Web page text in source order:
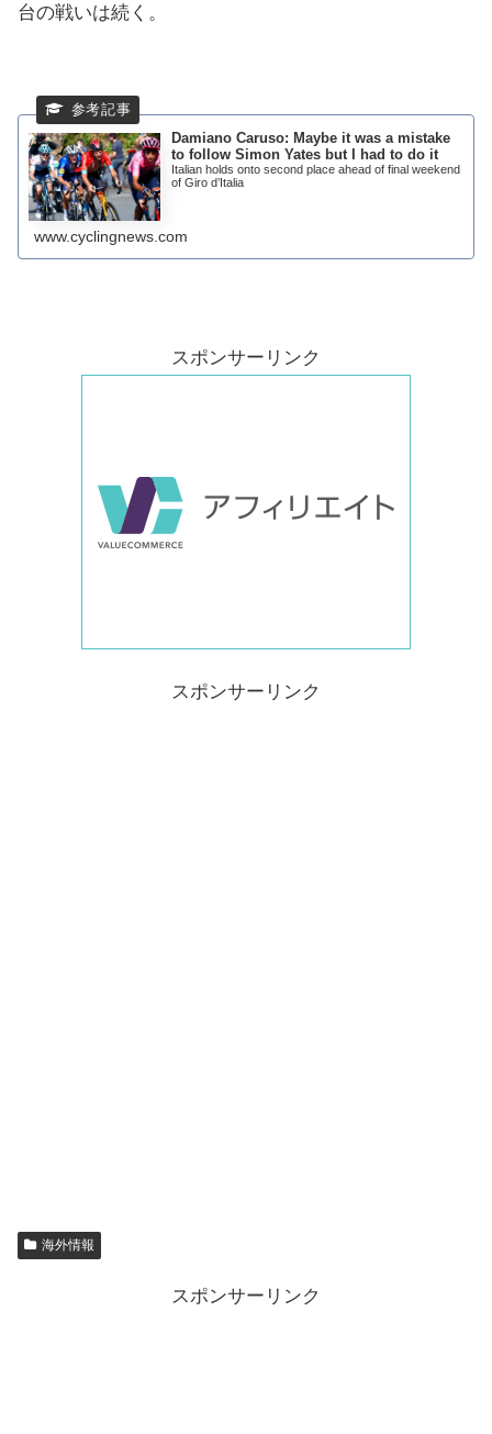
台の戦いは続く。
Damiano Caruso: Maybe it was a mistake
to follow Simon Yates but I had to do it
Italian holds onto second place ahead of final weekend
of Giro d’Italia
www.cyclingnews.com
スポンサーリンク
スポンサーリンク
海外情報
スポンサーリンク